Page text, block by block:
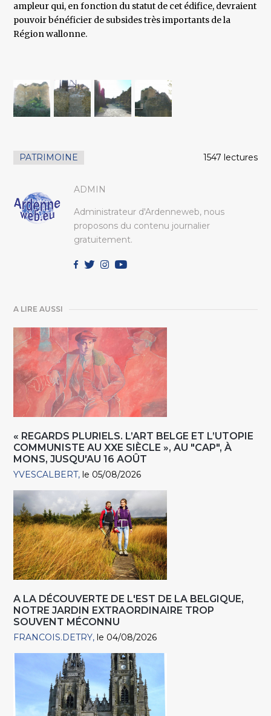
ampleur qui, en fonction du statut de cet édifice, devraient
pouvoir bénéficier de subsides très importants de la
Région wallonne.
PATRIMOINE 1547 lectures
ADMIN
Administrateur d'Ardenneweb, nous
proposons du contenu journalier
gratuitement.
A LIRE AUSSI
« REGARDS PLURIELS. L’ART BELGE ET L’UTOPIE
COMMUNISTE AU XXE SIÈCLE », AU "CAP", À
MONS, JUSQU'AU 16 AOÛT
YVESCALBERT le 05/08/2026
A LA DÉCOUVERTE DE L'EST DE LA BELGIQUE,
NOTRE JARDIN EXTRAORDINAIRE TROP
SOUVENT MÉCONNU
FRANCOIS.DETRY le 04/08/2026